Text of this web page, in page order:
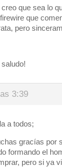
creo que sea lo
que
pero
saludo!
3:39
a todos;
gracías por
formando el
pero si ya